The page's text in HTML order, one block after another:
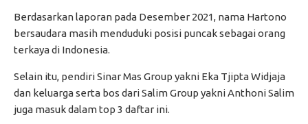
Berdasarkan laporan pada Desember 2021, nama Hartono
bersaudara masih menduduki posisi puncak sebagai orang
terkaya di Indonesia.
Selain itu, pendiri Sinar Mas Group yakni Eka Tjipta Widjaja
dan keluarga serta bos dari Salim Group yakni Anthoni Salim
juga masuk dalam top 3 daftar ini.